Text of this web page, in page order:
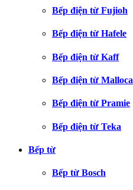
Bếp điện từ Fujioh
Bếp điện từ Hafele
Bếp điện từ Kaff
Bếp điện từ Malloca
Bếp điện từ Pramie
Bếp điện từ Teka
Bếp từ
Bếp từ Bosch